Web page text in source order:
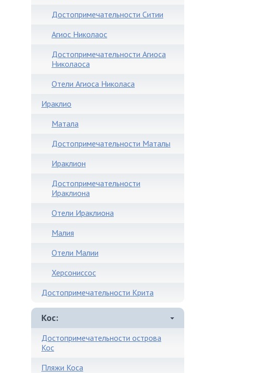
Достопримечательности Ситии
Агиос Николаос
Достопримечательности Агиоса
Николаоса
Отели Агиоса Николаса
Ираклио
Матала
Достопримечательности Маталы
Ираклион
Достопримечательности
Ираклиона
Отели Ираклиона
Малия
Отели Малии
Херсониссос
Достопримечательности Крита
Кос
Достопримечательности острова
Кос
Пляжи Коса